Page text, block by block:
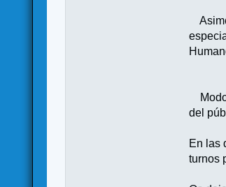
Modo
del
En las
turnos